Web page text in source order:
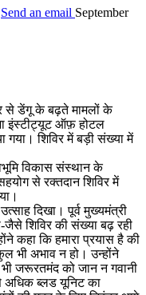
Send an email September
से डेंगू के बढ़ते मामलों के
इंस्टीट्यूट ऑफ़ होटल
गया। शिविर में बड़ी संख्या में
विकास संस्थान के
से रक्तदान शिविर में
दिखा। पूर्व मुख्यमंत्री
शिविर की संख्या बढ़ रही
कहा कि हमारा प्रयास है की
भी अभाव न हो। उन्होंने
जरूरतमंद को जान न गवानी
अधिक ब्लड यूनिट का